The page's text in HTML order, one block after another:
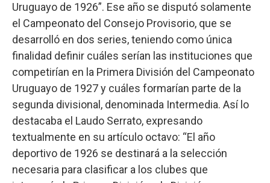
Uruguayo de 1926”. Ese año se disputó solamente
el Campeonato del Consejo Provisorio, que se
desarrolló en dos series, teniendo como única
finalidad definir cuáles serían las instituciones que
competirían en la Primera División del Campeonato
Uruguayo de 1927 y cuáles formarían parte de la
segunda divisional, denominada Intermedia. Así lo
destacaba el Laudo Serrato, expresando
textualmente en su artículo octavo: “El año
deportivo de 1926 se destinará a la selección
necesaria para clasificar a los clubes que